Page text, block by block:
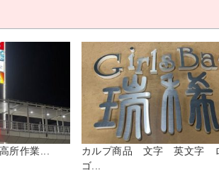
所作業...
カルプ商品 文字 英文字
ゴ...